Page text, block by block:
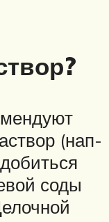
(нап-
соды